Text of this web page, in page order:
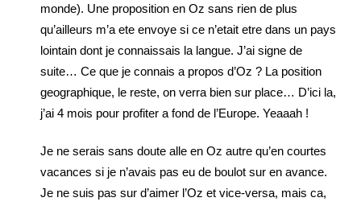
monde). Une proposition en Oz sans rien de plus
qu’ailleurs m’a ete envoye si ce n’etait etre dans un pays
lointain dont je connaissais la langue. J’ai signe de
suite… Ce que je connais a propos d’Oz ? La position
geographique, le reste, on verra bien sur place… D’ici la,
j’ai 4 mois pour profiter a fond de l’Europe. Yeaaah !
Je ne serais sans doute alle en Oz autre qu’en courtes
vacances si je n’avais pas eu de boulot sur en avance.
Je ne suis pas sur d’aimer l’Oz et vice-versa, mais ca,